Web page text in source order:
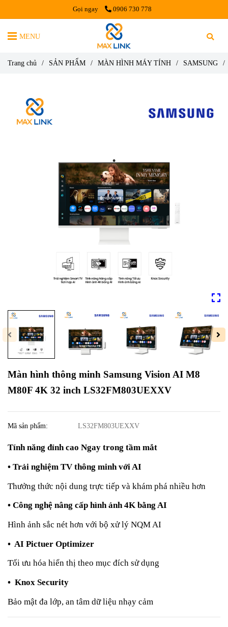
Gọi ngay 0906 730 778
MENU
Trang chủ / SẢN PHẨM / MÀN HÌNH MÁY TÍNH / SAMSUNG /
Màn hình thông minh Samsung Vision AI M8
M80F 4K 32 inch LS32FM803UEXXV
Mã sản phẩm: LS32FM803UEXXV
Tính năng đỉnh cao Ngay trong tầm mắt
• Trải nghiệm TV thông minh với AI
Thưởng thức nội dung trực tiếp và khám phá nhiều hơn
• Công nghệ nâng cấp hình ảnh 4K bằng AI
Hình ảnh sắc nét hơn với bộ xử lý NQM AI
• AI Pictuer Optimizer
Tối ưu hóa hiển thị theo mục đích sử dụng
• Knox Security
Bảo mật đa lớp, an tâm dữ liệu nhạy cảm